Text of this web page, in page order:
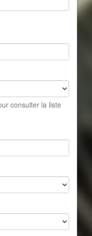
consulter la liste